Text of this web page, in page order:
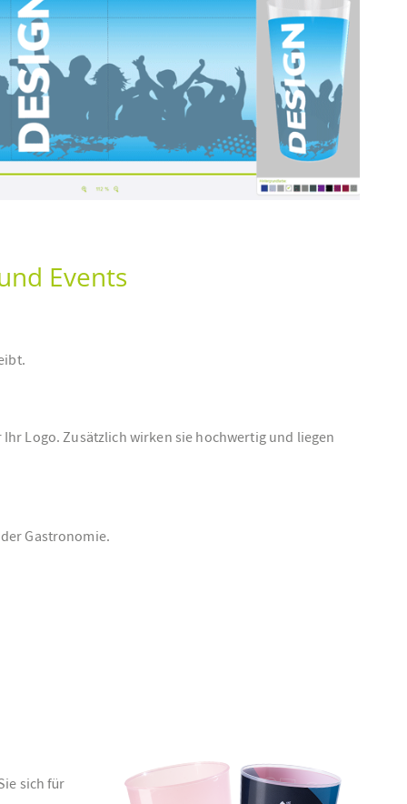
Events
Logo. Zusätzlich wirken sie hochwertig und liegen
Gastronomie.
sich für